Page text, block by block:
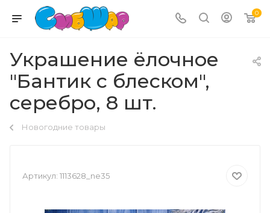
0
Украшение ёлочное
"Бантик с блеском",
серебро, 8 шт.
Новогодние товары
Артикул: 1113628_ne35